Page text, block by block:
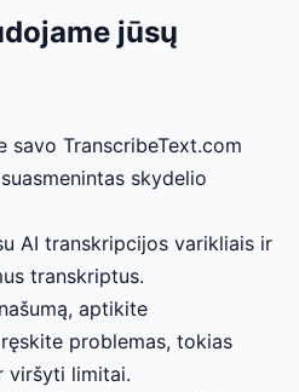
jūsų
TranscribeText.com
skydelio
AI transkripcijos varikliais ir
transkriptus.
aptikite
problemas, tokias
viršyti limitai.